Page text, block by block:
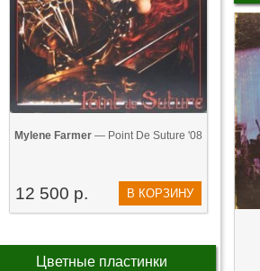
Mylene Farmer — Point De Suture '08
12 500 р. В КОРЗИНУ
Цветные пластинки